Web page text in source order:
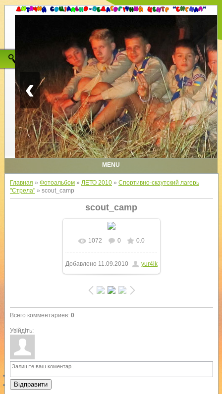
‹
MENU
Главная » Фотоальбом» ЛЕТО 2010» Спортивно-скаутский лагерь
"Стрела"» scout_camp
scout_camp
В реальном размере
1024x768/ 372.6Kb
1072 0 0.0
Добавлено 11.09.2010 yur4ik
Всего комментариев: 0
Увійдіть:
Відправити